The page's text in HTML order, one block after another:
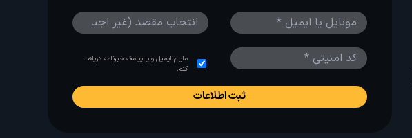
مایلم ایمیل و یا پیامک خبرنامه دریافت
کنم.